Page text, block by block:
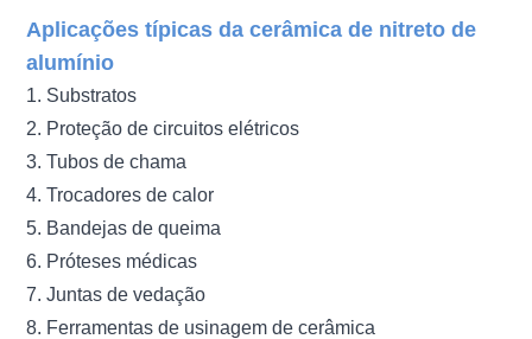
Aplicações típicas da cerâmica de nitreto de
alumínio
1. Substratos
2. Proteção de circuitos elétricos
3. Tubos de chama
4. Trocadores de calor
5. Bandejas de queima
6. Próteses médicas
7. Juntas de vedação
8. Ferramentas de usinagem de cerâmica